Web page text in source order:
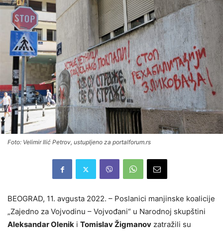
Foto: Velimir Ilić Petrov, ustupljeno za portalforum.rs
BEOGRAD, 11. avgusta 2022. – Poslanici manjinske koalicije
„Zajedno za Vojvodinu – Vojvođani“ u Narodnoj skupštini
Aleksandar Olenik i Tomislav Žigmanov zatražili su